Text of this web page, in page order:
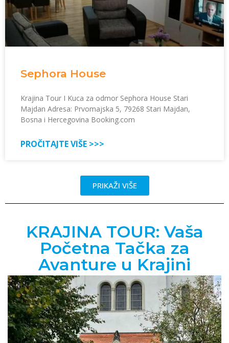
Sephora House
Krajina Tour I Kuca za odmor Sephora House Stari
Majdan Adresa: Prvomajska 5, 79268 Stari Majdan,
Bosna i Hercegovina Booking.com
PROČITAJTE VIŠE >>>
PRIKAŽI VIŠE
KRAJINA TOUR: Vaša
Početna Tačka za
Avanture u Krajini